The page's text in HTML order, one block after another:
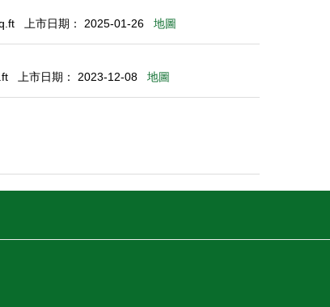
上市日期： 2025-01-26 地圖
上市日期： 2023-12-08 地圖